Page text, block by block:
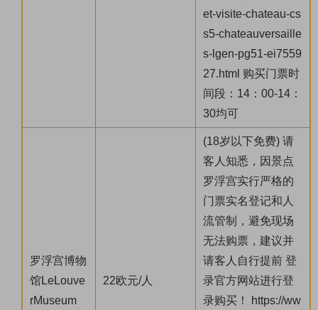
et-visite-chateau-cs
s5-chateauversaille
s-lgen-pg51-ei7559
27.html 购买门票时
间段：14：00-14：
30均可
罗浮宫博物
馆LeLouve
rMuseum
22欧元/人
(18岁以下免费) 请
客人知悉，因景点
罗浮宫实行严格的
门票实名登记和人
流管制，避免现场
无法购票，建议并
请客人自行提前 登
录官方网站进行登
录购买！ https://ww